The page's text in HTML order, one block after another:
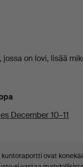
jossa on lovi, lisää
December 10–11
kuntoraportti ovat